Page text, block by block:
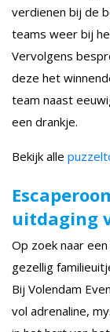
verdienen bij de
teams weer bij
Vervolgens
deze het
team naast
een drankje.
Bekijk alle
uitdaging
Op zoek naar
gezellig
Bij Volendam
vol adrenaline,